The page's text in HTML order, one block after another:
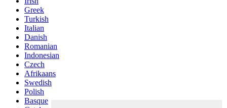
Greek
Turkish
Italian
Danish
Romanian
Indonesian
Czech
Afrikaans
Swedish
Polish
Basque